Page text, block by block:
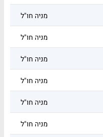
מניה חו"ל
מניה חו"ל
מניה חו"ל
מניה חו"ל
מניה חו"ל
מניה חו"ל